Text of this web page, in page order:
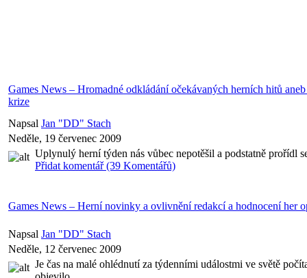
Games News – Hromadné odkládání očekávaných herních hitů
krize
Napsal Jan "DD" Stach
Neděle, 19 červenec 2009
Uplynulý herní týden nás vůbec nepotěšil a podstatně prořídl
Přidat komentář (39 Komentářů)
Games News – Herní novinky a ovlivnění redakcí a hodnocení her
Napsal Jan "DD" Stach
Neděle, 12 červenec 2009
Je čas na malé ohlédnutí za týdenními událostmi ve světě